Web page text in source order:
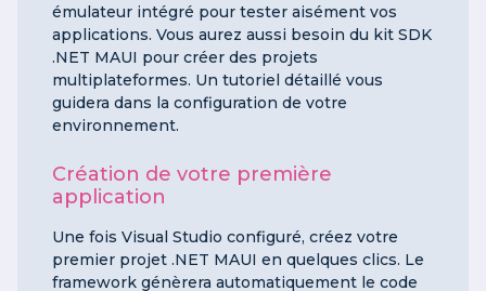
émulateur intégré pour tester aisément vos
applications. Vous aurez aussi besoin du kit SDK
.NET MAUI pour créer des projets
multiplateformes. Un tutoriel détaillé vous
guidera dans la configuration de votre
environnement.
Création de votre première
application
Une fois Visual Studio configuré, créez votre
premier projet .NET MAUI en quelques clics. Le
framework génèrera automatiquement le code